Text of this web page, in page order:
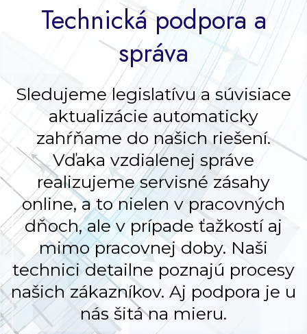
Technická podpora a
správa
Sledujeme legislatívu a súvisiace
aktualizácie automaticky
zahŕňame do našich riešení.
Vďaka vzdialenej správe
realizujeme servisné zásahy
online, a to nielen v pracovných
dňoch, ale v prípade ťažkostí aj
mimo pracovnej doby. Naši
technici detailne poznajú procesy
našich zákazníkov. Aj podpora je u
nás šitá na mieru.